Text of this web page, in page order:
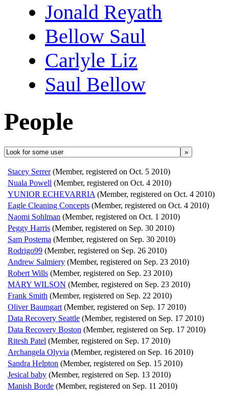
Jonald Reyath
Bellow Saul
Carlyle Liz
Saul Bellow
People
»
Stacey Serrer (Member, registered on Oct. 5 2010)
Nuala Powell (Member, registered on Oct. 4 2010)
YUNIOR ECHEVARRIA (Member, registered on Oct. 4 2010)
Eagle Cleaning Concepts (Member, registered on Oct. 4 2010)
Naomi Sohlman (Member, registered on Oct. 1 2010)
Peggy Harris (Member, registered on Sep. 30 2010)
Sam Postema (Member, registered on Sep. 30 2010)
Rodrigo99 (Member, registered on Sep. 26 2010)
Andrew Salmiery (Member, registered on Sep. 23 2010)
Robert Wills (Member, registered on Sep. 23 2010)
MARY WILSON (Member, registered on Sep. 23 2010)
Frank Smith (Member, registered on Sep. 22 2010)
Oliver Baumgart (Member, registered on Sep. 17 2010)
Data Recovery Seattle (Member, registered on Sep. 17 2010)
Data Recovery Boston (Member, registered on Sep. 17 2010)
Ritesh Patel (Member, registered on Sep. 17 2010)
Archangela Olyvia (Member, registered on Sep. 16 2010)
Sandra Helpton (Member, registered on Sep. 15 2010)
Jesical baby (Member, registered on Sep. 13 2010)
Manish Borde (Member, registered on Sep. 11 2010)